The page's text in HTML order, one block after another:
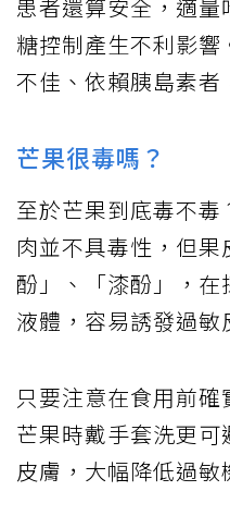
患者還算安全，適
糖控制產生不利影
不佳、依賴胰島素者
芒果很毒嗎？
至於芒果到底毒不
肉並不具毒性，但
酚」、「漆酚」，
液體，容易誘發過敏
只要注意在食用前
芒果時戴手套洗更
皮膚，大幅降低過敏